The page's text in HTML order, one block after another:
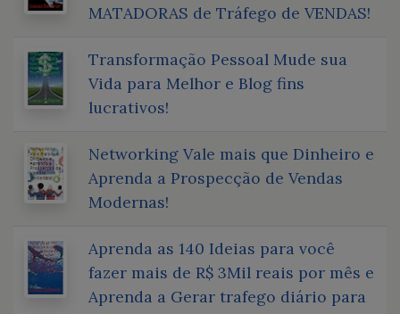
MATADORAS de Tráfego de VENDAS!
Transformação Pessoal Mude sua
Vida para Melhor e Blog fins
lucrativos!
Networking Vale mais que Dinheiro e
Aprenda a Prospecção de Vendas
Modernas!
Aprenda as 140 Ideias para você
fazer mais de R$ 3Mil reais por mês e
Aprenda a Gerar trafego diário para